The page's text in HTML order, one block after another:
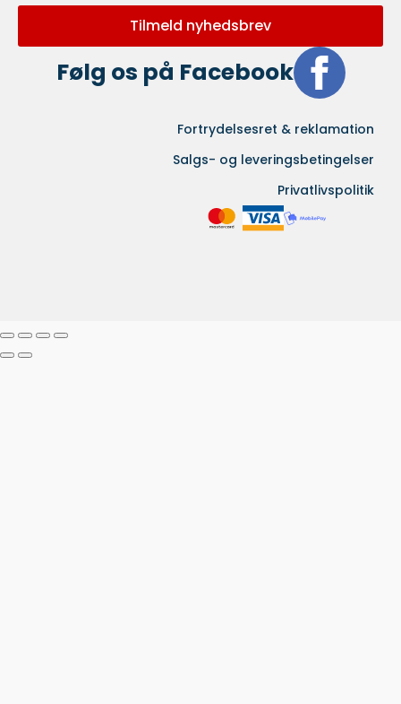
Tilmeld nyhedsbrev
Følg os på Facebook
Fortrydelsesret & reklamation
Salgs- og leveringsbetingelser
Privatlivspolitik